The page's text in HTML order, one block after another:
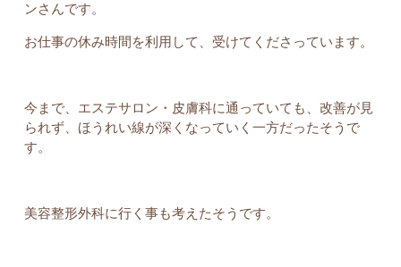
ンさんです。
お仕事の休み時間を利用して、受けてくださっています。
今まで、エステサロン・皮膚科に通っていても、改善が見
られず、ほうれい線が深くなっていく一方だったそうで
す。
美容整形外科に行く事も考えたそうです。